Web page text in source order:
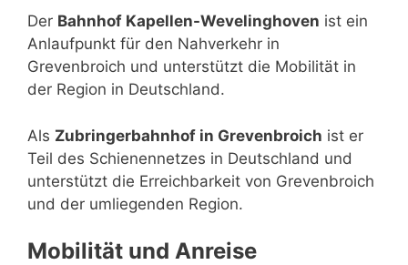
Der Bahnhof Kapellen-Wevelinghoven ist ein
Anlaufpunkt für den Nahverkehr in
Grevenbroich und unterstützt die Mobilität in
der Region in Deutschland.
Als Zubringerbahnhof in Grevenbroich ist er
Teil des Schienennetzes in Deutschland und
unterstützt die Erreichbarkeit von Grevenbroich
und der umliegenden Region.
Mobilität und Anreise